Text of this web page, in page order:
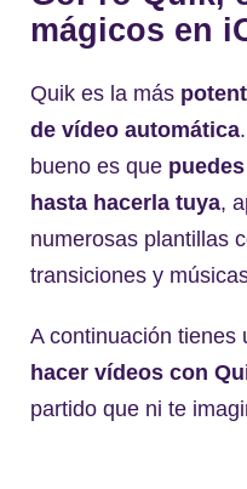
mágicos en
Quik es la más
de vídeo automática
bueno es que
hasta hacerla tuya,
numerosas plantillas
transiciones y
A continuación tienes
hacer vídeos con
partido que ni te